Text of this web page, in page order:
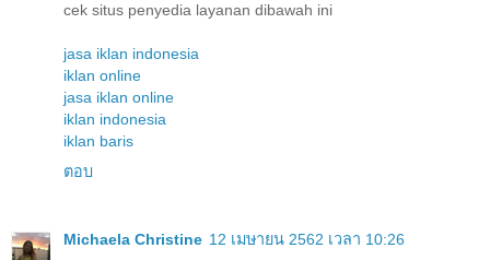
cek situs penyedia layanan dibawah ini
jasa iklan indonesia
iklan online
jasa iklan online
iklan indonesia
iklan baris
ตอบ
Michaela Christine 12 เมษายน 2562 เวลา 10:26